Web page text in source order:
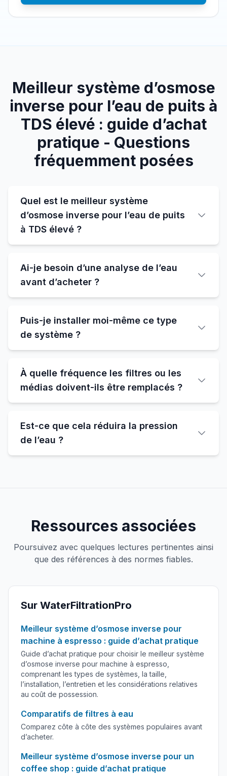
Meilleur système d’osmose
inverse pour l’eau de puits à
TDS élevé : guide d’achat
pratique - Questions
fréquemment posées
Quel est le meilleur système
d’osmose inverse pour l’eau de puits
à TDS élevé ?
Ai-je besoin d’une analyse de l’eau
avant d’acheter ?
Puis-je installer moi-même ce type
de système ?
À quelle fréquence les filtres ou les
médias doivent-ils être remplacés ?
Est-ce que cela réduira la pression
de l’eau ?
Ressources associées
Poursuivez avec quelques lectures pertinentes ainsi
que des références à des normes fiables.
Sur WaterFiltrationPro
Meilleur système d’osmose inverse pour
machine à espresso : guide d’achat pratique
Guide d’achat pratique pour choisir le meilleur système
d’osmose inverse pour machine à espresso,
comprenant les types de systèmes, la taille,
l’installation, l’entretien et les considérations relatives
au coût de possession.
Comparatifs de filtres à eau
Comparez côte à côte des systèmes populaires avant
d’acheter.
Meilleur système d’osmose inverse pour un
coffee shop : guide d’achat pratique